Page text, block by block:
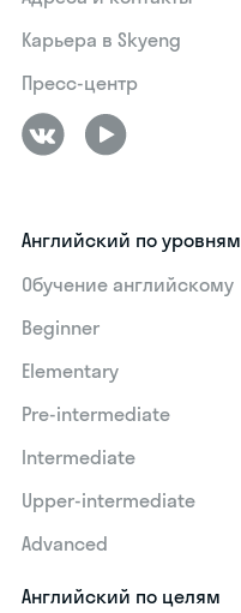
Карьера в Skyeng
Пресс-центр
Английский по уровням
Обучение английскому
Beginner
Elementary
Pre-intermediate
Intermediate
Upper-intermediate
Advanced
Английский по целям